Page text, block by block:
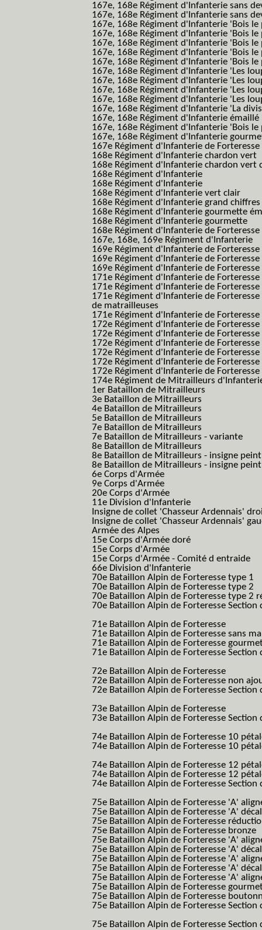
167e, 168e Régiment d'Infanterie sans
167e, 168e Régiment d'Infanterie sans
167e, 168e Régiment d'Infanterie 'Bois
167e, 168e Régiment d'Infanterie 'Bois
167e, 168e Régiment d'Infanterie 'Bois
167e, 168e Régiment d'Infanterie 'Bois
167e, 168e Régiment d'Infanterie 'Bois
167e, 168e Régiment d'Infanterie 'Les
167e, 168e Régiment d'Infanterie 'Les
167e, 168e Régiment d'Infanterie 'Les
167e, 168e Régiment d'Infanterie 'Les
167e, 168e Régiment d'Infanterie 'La
167e, 168e Régiment d'Infanterie émaillé
167e, 168e Régiment d'Infanterie 'Bois
167e, 168e Régiment d'Infanterie
167e Régiment d'Infanterie de
168e Régiment d'Infanterie chardon vert
168e Régiment d'Infanterie chardon vert
168e Régiment d'Infanterie
168e Régiment d'Infanterie
168e Régiment d'Infanterie vert clair
168e Régiment d'Infanterie grand chiffres
168e Régiment d'Infanterie gourmette
168e Régiment d'Infanterie gourmette
168e Régiment d'Infanterie de Forteresse
167e, 168e, 169e Régiment d'Infanterie
169e Régiment d'Infanterie de Forteresse
169e Régiment d'Infanterie de
169e Régiment d'Infanterie de
171e Régiment d'Infanterie de Forteresse
171e Régiment d'Infanterie de
171e Régiment d'Infanterie de
de matrailleuses
171e Régiment d'Infanterie de
172e Régiment d'Infanterie de Forteresse
172e Régiment d'Infanterie de Forteresse
172e Régiment d'Infanterie de
172e Régiment d'Infanterie de
172e Régiment d'Infanterie de
172e Régiment d'Infanterie de
174e Régiment de Mitrailleurs
1er Bataillon de Mitrailleurs
3e Bataillon de Mitrailleurs
4e Bataillon de Mitrailleurs
5e Bataillon de Mitrailleurs
7e Bataillon de Mitrailleurs
7e Bataillon de Mitrailleurs - variante
8e Bataillon de Mitrailleurs
8e Bataillon de Mitrailleurs - insigne peint
8e Bataillon de Mitrailleurs - insigne
6e Corps d'Armée
9e Corps d'Armée
20e Corps d'Armée
11e Division d'Infanterie
Insigne de collet 'Chasseur Ardennais'
Insigne de collet 'Chasseur Ardennais'
Armée des Alpes
15e Corps d'Armée doré
15e Corps d'Armée
15e Corps d'Armée - Comité d entraide
66e Division d'Infanterie
70e Bataillon Alpin de Forteresse type 1
70e Bataillon Alpin de Forteresse type 2
70e Bataillon Alpin de Forteresse type 2
70e Bataillon Alpin de Forteresse
71e Bataillon Alpin de Forteresse
71e Bataillon Alpin de Forteresse sans
71e Bataillon Alpin de Forteresse
71e Bataillon Alpin de Forteresse
72e Bataillon Alpin de Forteresse
72e Bataillon Alpin de Forteresse non
72e Bataillon Alpin de Forteresse
73e Bataillon Alpin de Forteresse
73e Bataillon Alpin de Forteresse
74e Bataillon Alpin de Forteresse 10
74e Bataillon Alpin de Forteresse 10
74e Bataillon Alpin de Forteresse 12
74e Bataillon Alpin de Forteresse 12
74e Bataillon Alpin de Forteresse
75e Bataillon Alpin de Forteresse 'A'
75e Bataillon Alpin de Forteresse 'A'
75e Bataillon Alpin de Forteresse
75e Bataillon Alpin de Forteresse bronze
75e Bataillon Alpin de Forteresse 'A'
75e Bataillon Alpin de Forteresse 'A'
75e Bataillon Alpin de Forteresse 'A'
75e Bataillon Alpin de Forteresse 'A'
75e Bataillon Alpin de Forteresse 'A'
75e Bataillon Alpin de Forteresse
75e Bataillon Alpin de Forteresse
75e Bataillon Alpin de Forteresse
75e Bataillon Alpin de Forteresse